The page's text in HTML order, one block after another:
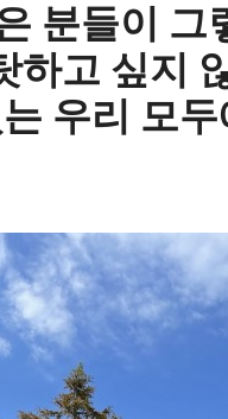
분들이
하고 싶지
우리 모